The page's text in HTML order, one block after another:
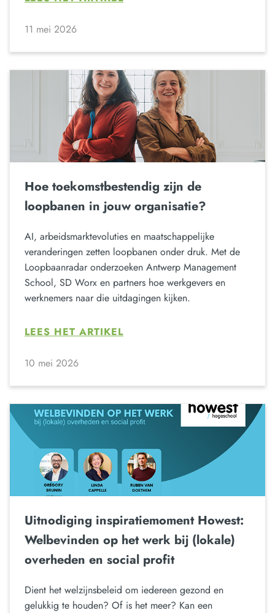
11 mei 2026
Hoe toekomstbestendig zijn de
loopbanen in jouw organisatie?
AI, arbeidsmarktevoluties en maatschappelijke
veranderingen zetten loopbanen onder druk. Met de
Loopbaanradar onderzoeken Antwerp Management
School, SD Worx en partners hoe werkgevers en
werknemers naar die uitdagingen kijken.
LEES HET ARTIKEL
10 mei 2026
Uitnodiging inspiratiemoment Howest:
Welbevinden op het werk bij (lokale)
overheden en social profit
Dient het welzijnsbeleid om iedereen gezond en
gelukkig te houden? Of is het meer? Kan een